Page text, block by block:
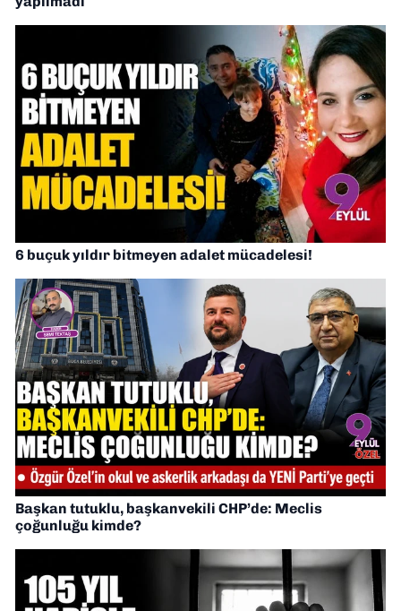
6 buçuk yıldır bitmeyen adalet mücadelesi!
Başkan tutuklu, başkanvekili CHP’de: Meclis
çoğunluğu kimde?